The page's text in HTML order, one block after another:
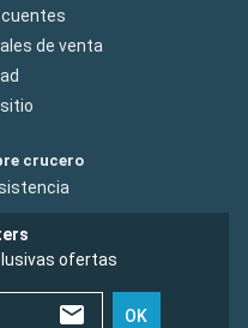
de venta
crucero
ofertas
OK